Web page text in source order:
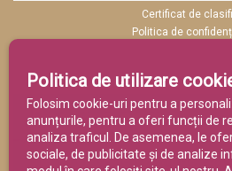
Certificat de
Politica de
Termeni și
Politica de utilizare
Folosim cookie-uri pentru a
anunțurile, pentru a oferi funcții de
analiza traficul. De asemenea, le
sociale, de publicitate și de analize